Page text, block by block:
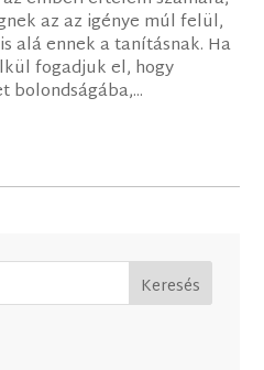
az az igénye múl felül,
alá ennek a tanításnak. Ha
fogadjuk el, hogy
bolondságába,...